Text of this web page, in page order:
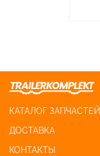
КАТАЛОГ ЗАПЧАСТЕЙ
ДОСТАВКА
КОНТАКТЫ